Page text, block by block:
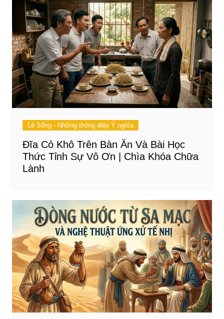
Lẽ Sống - Những thông điệp Ý nghĩa
Đĩa Cỏ Khô Trên Bàn Ăn Và Bài Học
Thức Tỉnh Sự Vô Ơn | Chìa Khóa Chữa
Lành